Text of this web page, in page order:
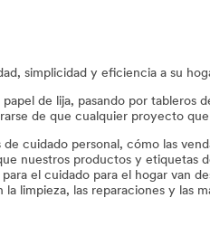
simplicidad y eficiencia a su
papel de lija, pasando por
de que cualquier proyecto
de cuidado personal, cómo las
nuestros productos y etiquetas
el cuidado para el hogar van
limpieza, las reparaciones y las